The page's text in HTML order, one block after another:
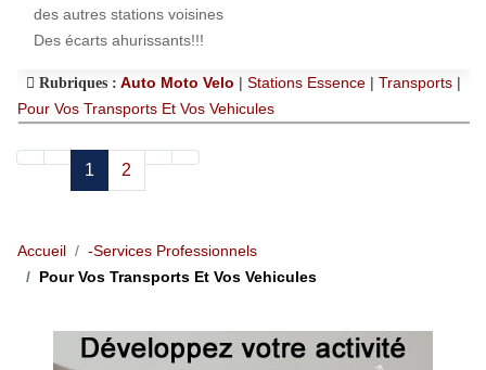
des autres stations voisines
Des écarts ahurissants!!!
Rubriques : Auto Moto Velo | Stations Essence | Transports |
Pour Vos Transports Et Vos Vehicules
1 2
Accueil
-Services Professionnels
Pour Vos Transports Et Vos Vehicules